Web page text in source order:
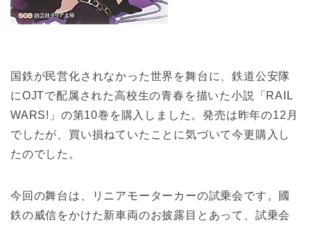
国鉄が民営化されなかった世界を舞台に、鉄道公安隊
にOJTで配属された高校生の青春を描いた小説「RAIL
WARS!」の第10巻を購入しました。発売は昨年の12月
でしたが、買い損ねていたことに気づいて今更購入し
たのでした。
今回の舞台は、リニアモーターカーの試乗会です。國
鉄の威信をかけた新車両のお披露目とあって、試乗会